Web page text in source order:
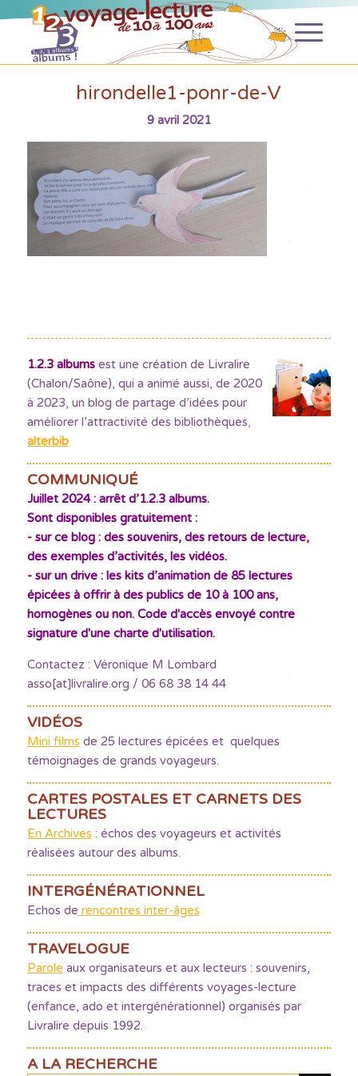
hirondelle1-ponr-de-V
9 avril 2021
1.2.3 albumsest une création de Livralire
(Chalon/Saône), qui a animé aussi, de 2020
à 2023, un blog de partage d’idées pour
améliorer l’attractivité des bibliothèques,
alterbib
COMMUNIQUÉ
Juillet 2024 : arrêt d’1.2.3 albums.
Sont disponibles gratuitement :
- sur ce blog : des souvenirs, des retours de lecture,
des exemples d’activités, les vidéos.
- sur un drive : les kits d’animation de 85 lectures
épicées à offrir à des publics de 10 à 100 ans,
homogènes ou non. Code d'accès envoyé contre
signature d'une charte d'utilisation.
Contactez : Véronique M Lombard
asso[at]livralire.org / 06 68 38 14 44
VIDÉOS
Mini films de 25 lectures épicées et quelques
témoignages de grands voyageurs.
CARTES POSTALES ET CARNETS DES
LECTURES
En Archives : échos des voyageurs et activités
réalisées autour des albums.
INTERGÉNÉRATIONNEL
Echos de rencontres inter-âges
TRAVELOGUE
Parole aux organisateurs et aux lecteurs : souvenirs,
traces et impacts des différents voyages-lecture
(enfance, ado et intergénérationnel) organisés par
Livralire depuis 1992.
A LA RECHERCHE